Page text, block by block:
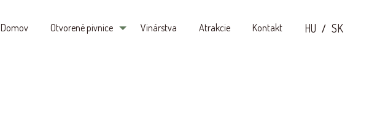
Domov Otvorené pivnice Vinárstva Atrakcie Kontakt HU SK